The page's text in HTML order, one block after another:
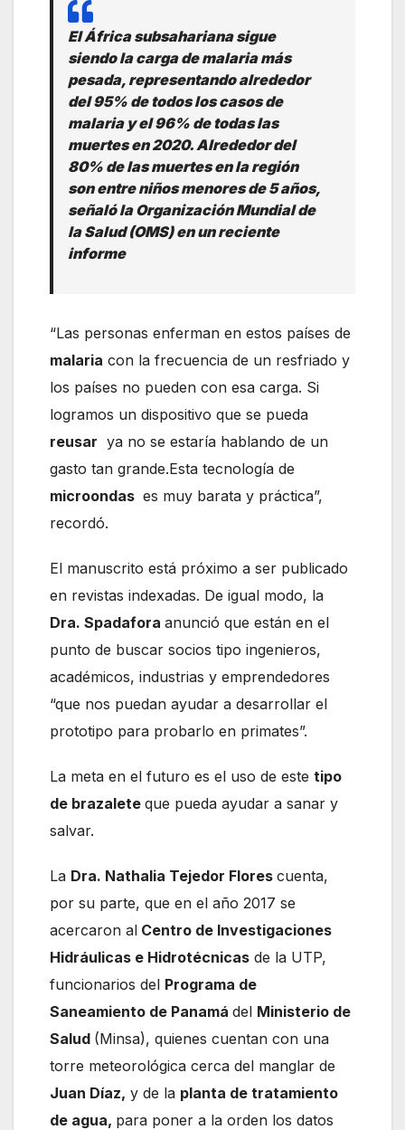
El África subsahariana sigue
siendo la carga de malaria más
pesada, representando alrededor
del 95% de todos los casos de
malaria y el 96% de todas las
muertes en 2020. Alrededor del
80% de las muertes en la región
son entre niños menores de 5 años,
señaló la Organización Mundial de
la Salud (OMS) en un reciente
informe
“Las personas enferman en estos países de
malaria con la frecuencia de un resfriado y
los países no pueden con esa carga. Si
logramos un dispositivo que se pueda
reusar ya no se estaría hablando de un
gasto tan grande.Esta tecnología de
microondas es muy barata y práctica”,
recordó.
El manuscrito está próximo a ser publicado
en revistas indexadas. De igual modo, la
Dra. Spadafora anunció que están en el
punto de buscar socios tipo ingenieros,
académicos, industrias y emprendedores
“que nos puedan ayudar a desarrollar el
prototipo para probarlo en primates”.
La meta en el futuro es el uso de este tipo
de brazalete que pueda ayudar a sanar y
salvar.
La Dra. Nathalia Tejedor Flores cuenta,
por su parte, que en el año 2017 se
acercaron al Centro de Investigaciones
Hidráulicas e Hidrotécnicas de la UTP,
funcionarios del Programa de
Saneamiento de Panamá del Ministerio de
Salud (Minsa), quienes cuentan con una
torre meteorológica cerca del manglar de
Juan Díaz, y de la planta de tratamiento
de agua, para poner a la orden los datos